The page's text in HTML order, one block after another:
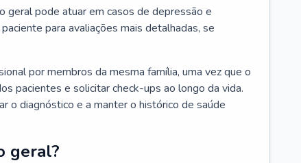
geral pode atuar em casos de depressão e
para avaliações mais detalhadas, se
por membros da mesma família, uma vez que o
pacientes e solicitar check-ups ao longo da vida.
o diagnóstico e a manter o histórico de saúde
geral?